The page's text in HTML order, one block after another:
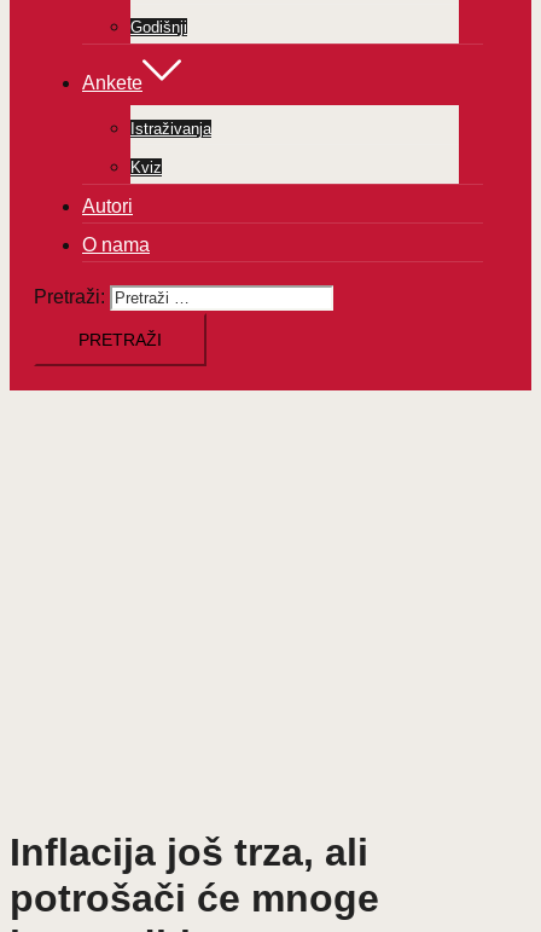
Godišnji
Ankete
Istraživanja
Kviz
Autori
O nama
Pretraži:
Inflacija još trza, ali
potrošači će mnoge